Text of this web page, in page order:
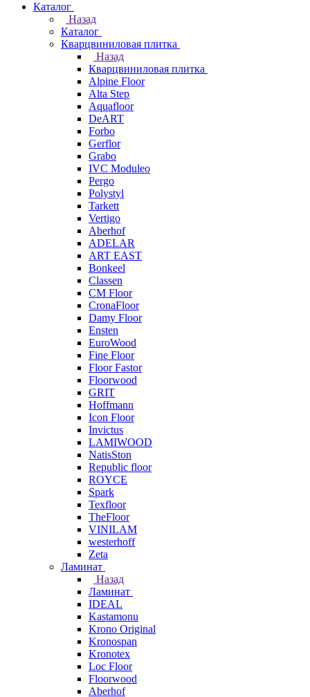
Каталог
Назад
Каталог
Кварцвиниловая плитка
Назад
Кварцвиниловая плитка
Alpine Floor
Alta Step
Aquafloor
DeART
Forbo
Gerflor
Grabo
IVC Moduleo
Pergo
Polystyl
Tarkett
Vertigo
Aberhof
ADELAR
ART EAST
Bonkeel
Classen
CM Floor
CronaFloor
Damy Floor
Ensten
EuroWood
Fine Floor
Floor Fastor
Floorwood
GRIT
Hoffmann
Icon Floor
Invictus
LAMIWOOD
NatisSton
Republic floor
ROYCE
Spark
Texfloor
TheFloor
VINILAM
westerhoff
Zeta
Ламинат
Назад
Ламинат
IDEAL
Kastamonu
Krono Original
Kronospan
Kronotex
Loc Floor
Floorwood
Aberhof